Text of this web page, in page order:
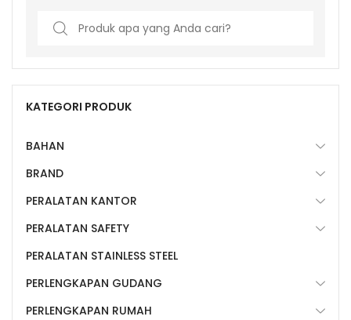
Search
KATEGORI PRODUK
BAHAN
BRAND
PERALATAN KANTOR
PERALATAN SAFETY
PERALATAN STAINLESS STEEL
PERLENGKAPAN GUDANG
PERLENGKAPAN RUMAH